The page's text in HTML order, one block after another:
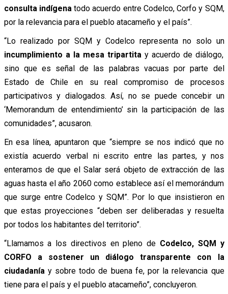
consulta indígena todo acuerdo entre Codelco, Corfo y SQM,
por la relevancia para el pueblo atacameño y el país”.
“Lo realizado por SQM y Codelco representa no solo un
incumplimiento a la mesa tripartita y acuerdo de diálogo,
sino que es señal de las palabras vacuas por parte del
Estado de Chile en su real compromiso de procesos
participativos y dialogados. Así, no se puede concebir un
‘Memorandum de entendimiento’ sin la participación de las
comunidades”, acusaron.
En esa línea, apuntaron que “siempre se nos indicó que no
existía acuerdo verbal ni escrito entre las partes, y nos
enteramos de que el Salar será objeto de extracción de las
aguas hasta el año 2060 como establece así el memorándum
que surge entre Codelco y SQM”. Por lo que insistieron en
que estas proyecciones “deben ser deliberadas y resuelta
por todos los habitantes del territorio”.
“Llamamos a los directivos en pleno de Codelco, SQM y
CORFO a sostener un diálogo transparente con la
ciudadanía y sobre todo de buena fe, por la relevancia que
tiene para el país y el pueblo atacameño”, concluyeron.